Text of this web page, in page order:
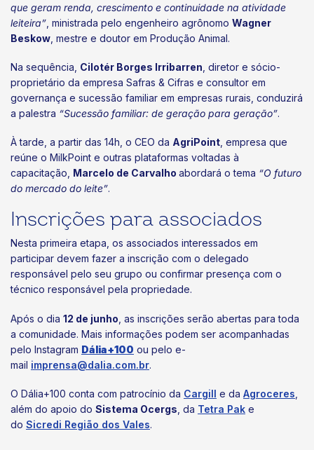
que geram renda, crescimento e continuidade na atividade
leiteira” , ministrada pelo engenheiro agrônomo Wagner
Beskow , mestre e doutor em Produção Animal.
Na sequência, Cilotér Borges Irribarren , diretor e sócio-
proprietário da empresa Safras & Cifras e consultor em
governança e sucessão familiar em empresas rurais, conduzirá
a palestra “Sucessão familiar: de geração para geração”.
À tarde, a partir das 14h, o CEO da AgriPoint , empresa que
reúne o MilkPoint e outras plataformas voltadas à
capacitação, Marcelo de Carvalho abordará o tema “O futuro
do mercado do leite”.
Inscrições para associados
Nesta primeira etapa, os associados interessados em
participar devem fazer a inscrição com o delegado
responsável pelo seu grupo ou confirmar presença com o
técnico responsável pela propriedade.
Após o dia 12 de junho , as inscrições serão abertas para toda
a comunidade. Mais informações podem ser acompanhadas
pelo Instagram Dália+100 ou pelo e-
mail imprensa@dalia.com.br.
O Dália+100 conta com patrocínio da Cargill e da Agroceres
além do apoio do Sistema Ocergs , da Tetra Pak e
do Sicredi Região dos Vales.